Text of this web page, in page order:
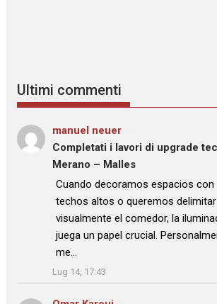
Ultimi commenti
manuel neuer
Completati i lavori di upgrade
Merano – Malles
: “
Cuando decoramos espacios con
techos altos o queremos delimitar
visualmente el comedor, la
juega un papel crucial.
me…
”
Lug 14, 17:43